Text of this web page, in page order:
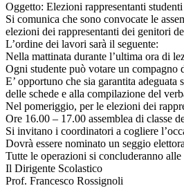
Oggetto: Elezioni rappresentanti
Si comunica che sono convocate le
elezioni dei rappresentanti dei genitori
L’ordine dei lavori sarà il seguente:
Nella mattinata durante l’ultima ora di
Ogni studente può votare un compagno
E’ opportuno che sia garantita
delle schede e alla compilazione del
Nel pomeriggio, per le elezioni dei
Ore 16.00 – 17.00 assemblea di classe
Si invitano i coordinatori a cogliere
Dovrà essere nominato un seggio
Tutte le operazioni si concluderanno alle
Il Dirigente Scolastico
Prof. Francesco Rossignoli